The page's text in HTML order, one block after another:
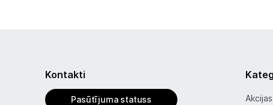
Kontakti
Pasūtījuma statuss
Akcijas